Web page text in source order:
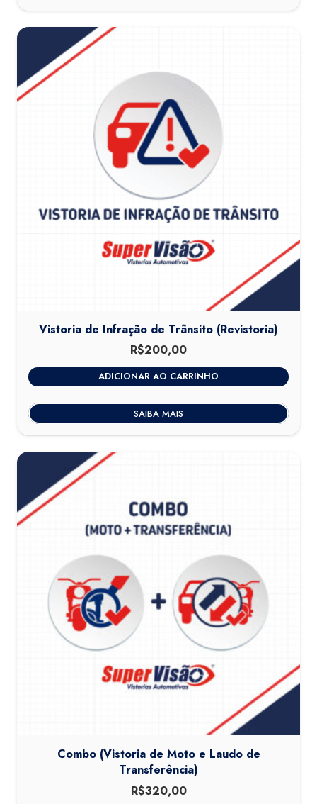
Vistoria de Infração de Trânsito (Revistoria)
R$200,00
ADICIONAR AO CARRINHO
SAIBA MAIS
Combo (Vistoria de Moto e Laudo de
Transferência)
R$320,00